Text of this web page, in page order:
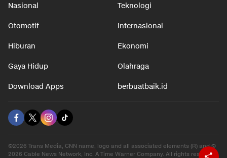
Nasional Teknologi
Otomotif Internasional
Hiburan Ekonomi
Gaya Hidup Olahraga
Download Apps berbuatbaik.id
©2026 Trans Media, CNN name, logo and all associated elements (R) and ©
2026 Cable News Network, Inc. A Time Warner Company. All rights reserved.